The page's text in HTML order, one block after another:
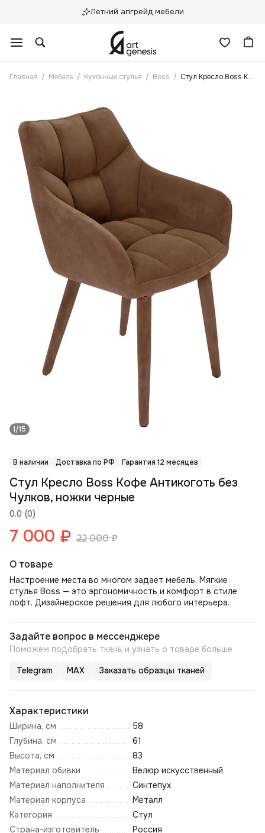
Летний апгрейд мебели
Главная / Мебель / Кухонные стулья / Boss / Стул Кресло Boss Кофе Антикоготь без Чулков, ножки черные
1/15
В наличии Доставка по РФ Гарантия 12 месяцев
0.0 (0)
Стул Кресло Boss Кофе Антикоготь без
Чулков, ножки черные
7 000 ₽ 22 000₽
О товаре
Настроение места во многом задает мебель. Мягкие
стулья Boss — это эргономичность и комфорт в стиле
лофт. Дизайнерское решения для любого интерьера.
Задайте вопрос в мессенджере
Поможем подобрать ткань и узнать о товаре больше
Telegram MAX Заказать образцы тканей
Характеристики
Ширина, см
58
Глубина, см
61
Высота, см
83
Материал обивки
Велюр искусственный
Материал наполнителя
Синтепух
Материал корпуса
Металл
Категория
Стул
Страна-изготовитель
Россия